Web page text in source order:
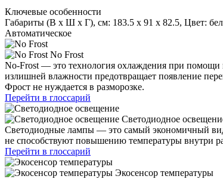
Ключевые особенности
Габариты (В х Ш х Г), см: 183.5 х 91 х 82.5, Цвет:
Автоматическое
No Frost
No-Frost — это технология охлаждения при помощи
излишней влажности предотвращает появление
Фрост не нуждается в разморозке.
Перейти в глоссарий
Светодиодное
Светодиодные лампы — это самый экономичный
не способствуют повышению температуры внутри
Перейти в глоссарий
Экосенсор температуры